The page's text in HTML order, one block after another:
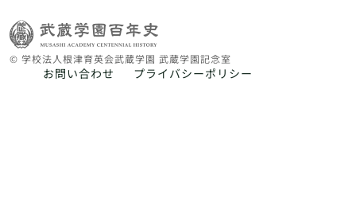
© 学校法人根津育英会武蔵学園 武蔵学園記念室
お問い合わせ プライバシーポリシー